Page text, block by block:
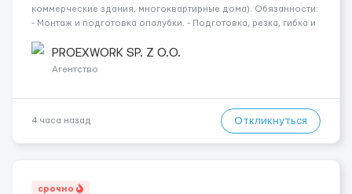
коммерческие здания, многоквартирные дома). Обязанности:
- Монтаж и подготовка опалубки. - Подготовка, резка, гибка и
Связка арматурных стержней. - Заливка бетона. - Демонтаж
опалубки после за...
PROEXWORK SP. Z O.O.
Агентство
4 часа назад Откликнуться
срочно